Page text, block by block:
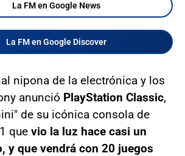
La FM en Google News
La FM en Google Discover
nipona de la electrónica y los
anunció PlayStation Classic,
de su icónica consola de
que vio la luz hace casi un
y que vendrá con 20 juegos